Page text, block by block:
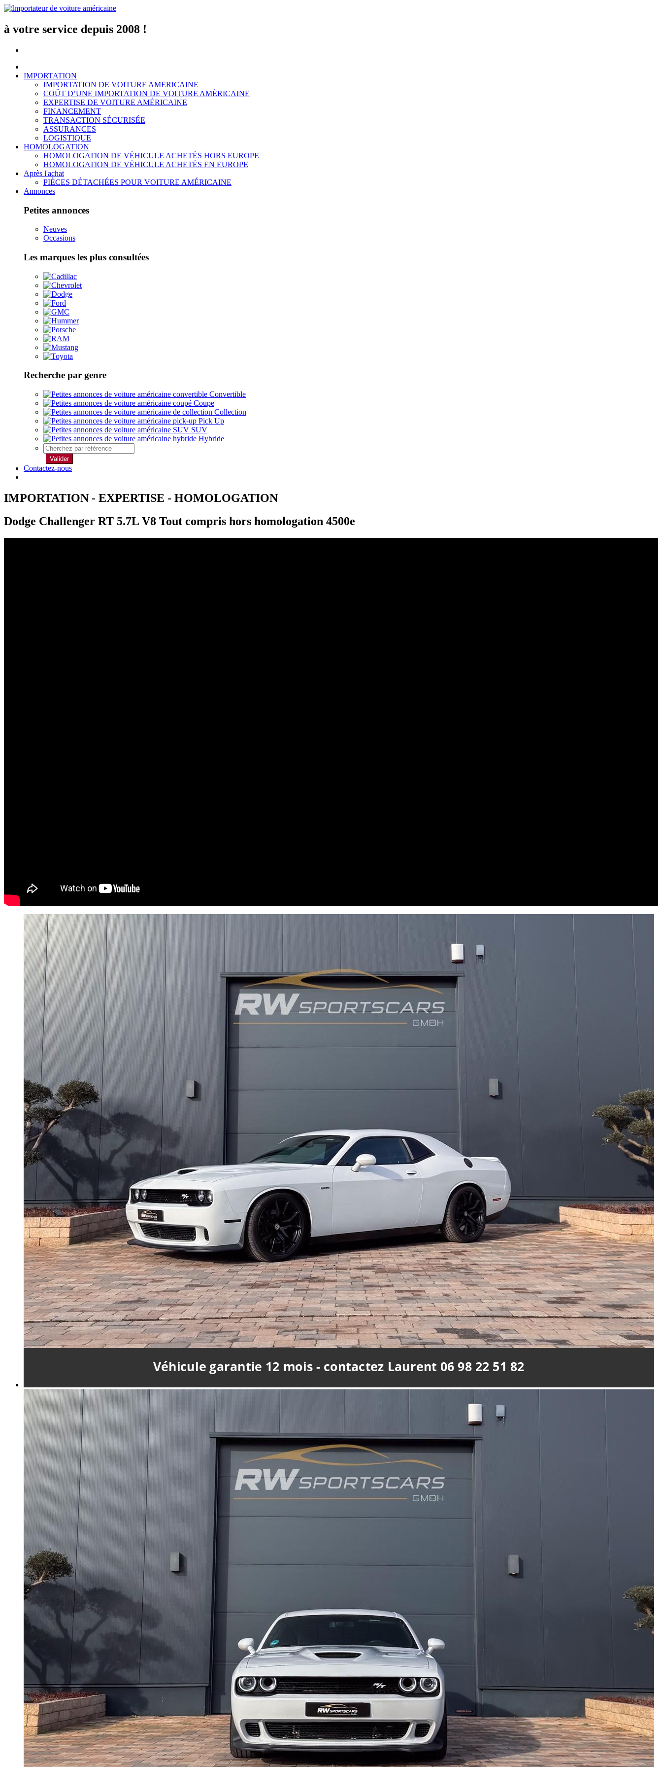
Aller
contenu
à votre service depuis 2008 !
IMPORTATION
IMPORTATION DE VOITURE AMERICAINE
COÛT D’UNE IMPORTATION DE VOITURE AMÉRICAINE
EXPERTISE DE VOITURE AMÉRICAINE
FINANCEMENT
TRANSACTION SÉCURISÉE
ASSURANCES
LOGISTIQUE
HOMOLOGATION
HOMOLOGATION DE VÉHICULE ACHETÉS HORS EUROPE
HOMOLOGATION DE VÉHICULE ACHETÉS EN EUROPE
Après l'achat
PIÈCES DÉTACHÉES POUR VOITURE AMÉRICAINE
Annonces
Petites annonces
Neuves
Occasions
Les marques les plus consultées
Recherche par genre
Convertible
Coupe
Collection
Pick Up
SUV
Hybride
Valider
Contactez-nous
IMPORTATION - EXPERTISE - HOMOLOGATION
Dodge Challenger RT 5.7L V8 Tout compris hors homologation 4500e